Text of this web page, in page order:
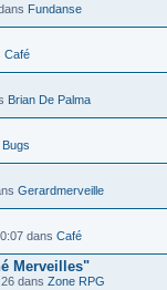
Fundanse
Café
Brian De Palma
Bugs
Gerardmerveille
dans Café
Merveilles"
dans Zone RPG